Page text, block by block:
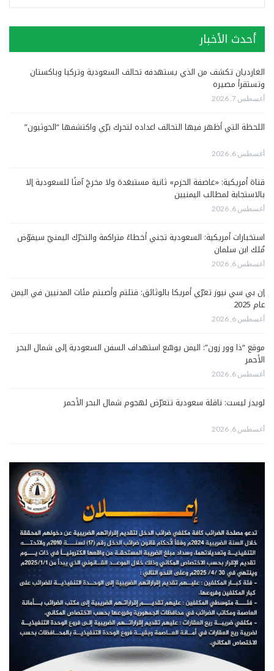
أحدث الأخبار
الغارديان تكشف من الذي يستهدفه تحالف السعودية وتركيا وباكستان
وتستقرأ مصيره
أغسطس 7, 2026
اللحظة التي أظهر فيها التحالف اعداده لتحرك برّي واكتشفها “الحوثيون”
أغسطس 6, 2026
قناة أمريكية: «عاصفة الحزم» ثانية مستبعَدة ولا مخرجَ آمنًا للسعودية إلا
بالاستجابة لمطالب اليمنيين
أغسطس 6, 2026
استخبارات أمريكية: السعودية تجني أخطاءً متراكمة والتحرّك اليمنيّ سيقوّض
مُلك ابن سلمان
أغسطس 6, 2026
إن بي سي نيوز تعرّي أمريكا بالوثائق: قتلتم وأصبتم مئات المدنيين في اليمن
عام 2025
أغسطس 6, 2026
موقع “ذا وور زون”: اليمن يوسّع استهداف السفن السعودية إلى شمال البحر
الأحمر
أغسطس 6, 2026
لويدز ليست: ناقلة سعودية تتعرّض لهجوم شمال البحر الأحمر
أغسطس 6, 2026